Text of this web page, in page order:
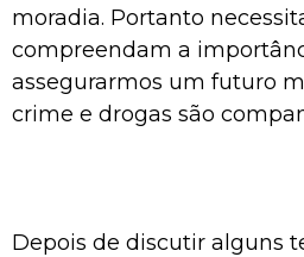
moradia. Portanto
compreendam a
assegurarmos um futuro
crime e drogas são
Depois de discutir alguns